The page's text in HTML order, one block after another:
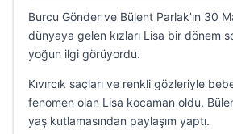
Burcu Gönder ve Bülent Parlak’ın 30
dünyaya gelen kızları Lisa bir dönem
yoğun ilgi görüyordu.
Kıvırcık saçları ve renkli gözleriyle
fenomen olan Lisa kocaman oldu.
yaş kutlamasından paylaşım yaptı.